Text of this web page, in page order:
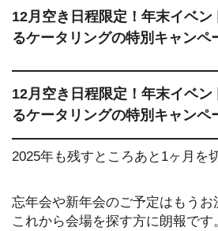
12月空き日程限定！年末イベン
るケータリングの特別キャンペ
12月空き日程限定！年末イベン
るケータリングの特別キャンペ
2025年も残すところあと1ヶ月を
忘年会や新年会のご予定はもうお
これから会場を探す方に朗報です